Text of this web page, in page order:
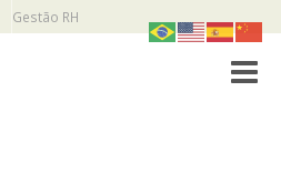
Gestão RH